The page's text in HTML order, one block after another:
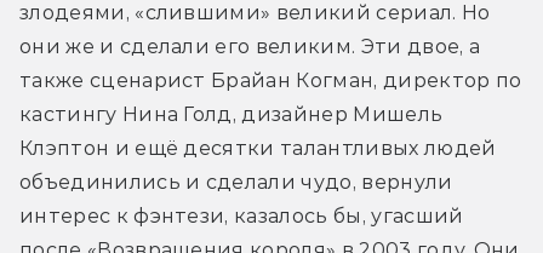
злодеями, «слившими» великий сериал. Но
они же и сделали его великим. Эти двое, а
также сценарист Брайан Когман, директор по
кастингу Нина Голд, дизайнер Мишель
Клэптон и ещё десятки талантливых людей
объединились и сделали чудо, вернули
интерес к фэнтези, казалось бы, угасший